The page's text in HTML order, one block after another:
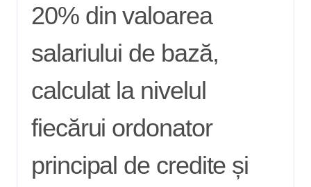
20% din valoarea
salariului de bază,
calculat la nivelul
fiecărui ordonator
principal de credite și